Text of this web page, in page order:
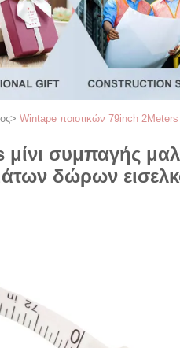
> Wintape ποιοτικών 79inch
συμπαγής
δώρων